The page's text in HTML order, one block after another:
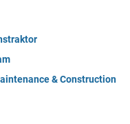
& Construction